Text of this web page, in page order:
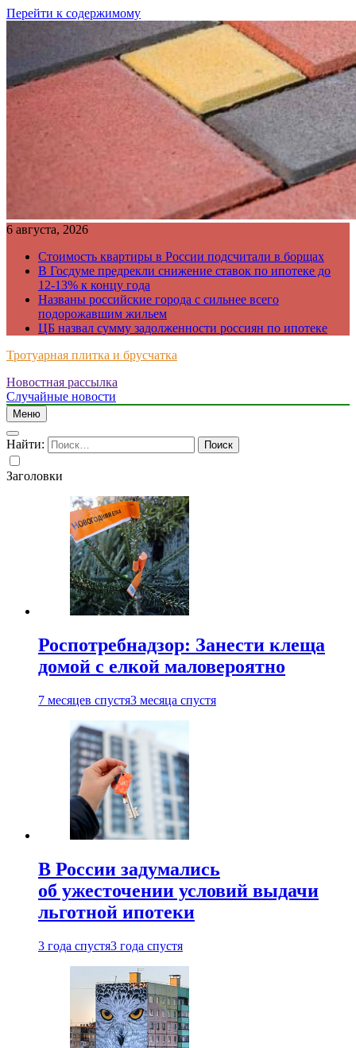
Перейти к содержимому
6 августа, 2026
Стоимость квартиры в России подсчитали в борщах
В Госдуме предрекли снижение ставок по ипотеке до
12-13% к концу года
Названы российские города с сильнее всего
подорожавшим жильем
ЦБ назвал сумму задолженности россиян по ипотеке
Тротуарная плитка и брусчатка
Just another WordPress site
Новостная рассылка
Случайные новости
Меню
Найти:
Заголовки
Роспотребнадзор: Занести клеща
домой с елкой маловероятно
7 месяцев спустя3 месяца спустя
В России задумались
об ужесточении условий выдачи
льготной ипотеки
3 года спустя3 года спустя